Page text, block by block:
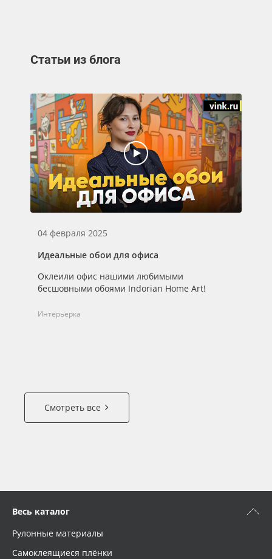
Статьи из блога
04 февраля 2025
Идеальные обои для офиса
Оклеили офис нашими любимыми
бесшовными обоями Indorian Home Art!
Интерьерка
Смотреть все
Весь каталог
Рулонные материалы
Самоклеящиеся плёнки